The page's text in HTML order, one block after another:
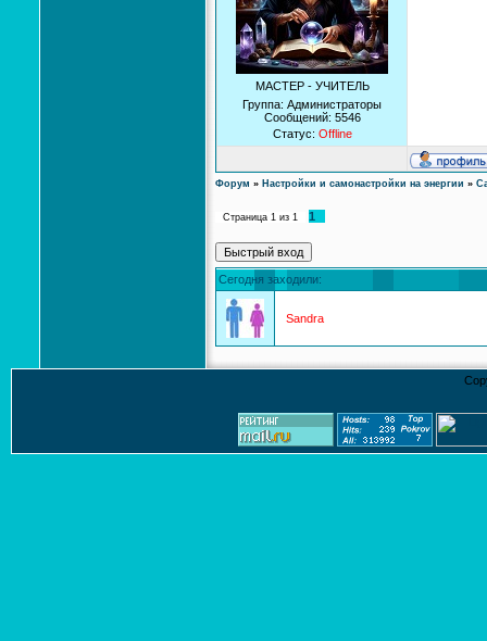
МАСТЕР - УЧИТЕЛЬ
Группа: Администраторы
Сообщений: 5546
Статус: Offline
Форум » Настройки и самонастройки на энергии »
Страница 1 из 1 1
Сегодня заходили:
Sandra